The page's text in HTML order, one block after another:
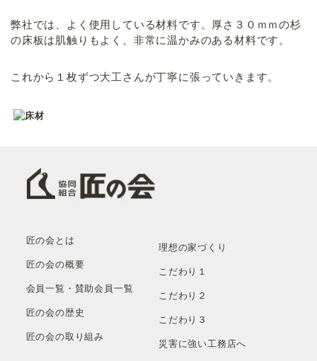
弊社では、よく使用している材料です。厚さ３０ｍｍの杉
の床板は肌触りもよく、非常に温かみのある材料です。
これから１枚ずつ大工さんが丁寧に張っていきます。
匠の会とは
匠の会の概要
会員一覧・賛助会員一覧
匠の会の歴史
匠の会の取り組み
理想の家づくり
こだわり１
こだわり２
こだわり３
災害に強い工務店へ